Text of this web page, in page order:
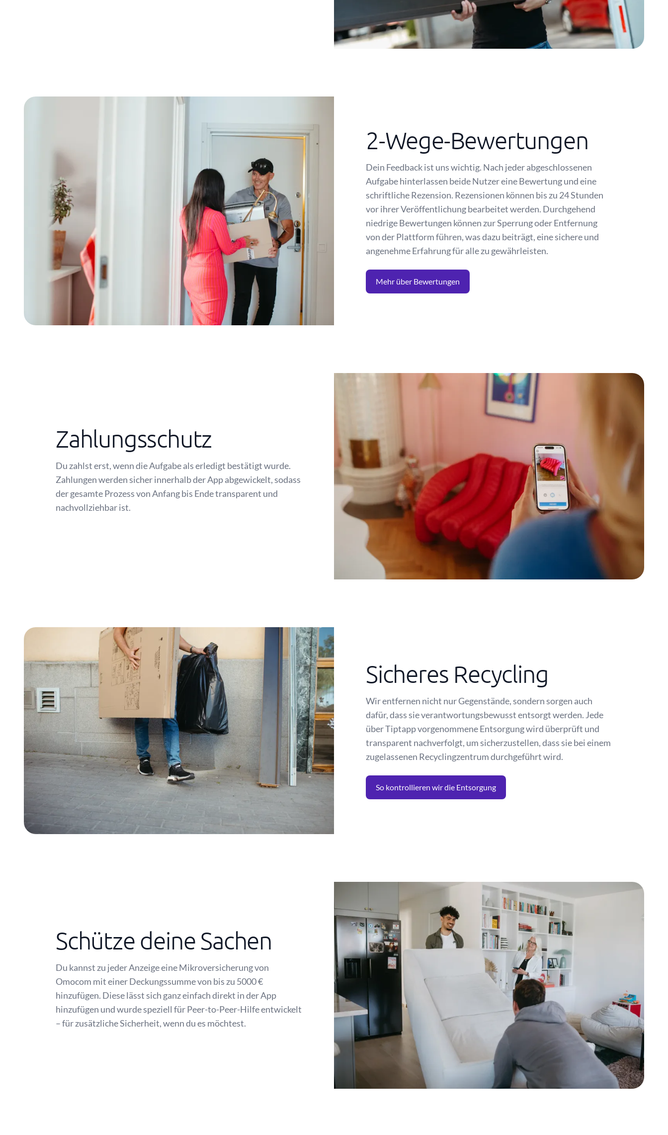
2-Wege-Bewertungen
Dein Feedback ist uns wichtig. Nach jeder abgeschlossenen
Aufgabe hinterlassen beide Nutzer eine Bewertung und eine
schriftliche Rezension. Rezensionen können bis zu 24 Stunden
vor ihrer Veröffentlichung bearbeitet werden. Durchgehend
niedrige Bewertungen können zur Sperrung oder Entfernung
von der Plattform führen, was dazu beiträgt, eine sichere und
angenehme Erfahrung für alle zu gewährleisten.
Mehr über Bewertungen
Zahlungsschutz
Du zahlst erst, wenn die Aufgabe als erledigt bestätigt wurde.
Zahlungen werden sicher innerhalb der App abgewickelt, sodass
der gesamte Prozess von Anfang bis Ende transparent und
nachvollziehbar ist.
Sicheres Recycling
Wir entfernen nicht nur Gegenstände, sondern sorgen auch
dafür, dass sie verantwortungsbewusst entsorgt werden. Jede
über Tiptapp vorgenommene Entsorgung wird überprüft und
transparent nachverfolgt, um sicherzustellen, dass sie bei einem
zugelassenen Recyclingzentrum durchgeführt wird.
So kontrollieren wir die Entsorgung
Schütze deine Sachen
Du kannst zu jeder Anzeige eine Mikroversicherung von
Omocom mit einer Deckungssumme von bis zu 5000 €
hinzufügen. Diese lässt sich ganz einfach direkt in der App
hinzufügen und wurde speziell für Peer-to-Peer-Hilfe entwickelt
– für zusätzliche Sicherheit, wenn du es möchtest.